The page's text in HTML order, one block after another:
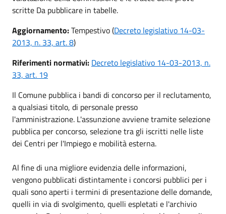
scritte Da pubblicare in tabelle.
Aggiornamento:Tempestivo (Decreto legislativo 14-03-
2013, n. 33, art. 8)
Riferimenti normativi: Decreto legislativo 14-03-2013, n.
33, art. 19
Il Comune pubblica i bandi di concorso per il reclutamento,
a qualsiasi titolo, di personale presso
l'amministrazione. L'assunzione avviene tramite selezione
pubblica per concorso, selezione tra gli iscritti nelle liste
dei Centri per l'Impiego e mobilità esterna.
Al fine di una migliore evidenzia delle informazioni,
vengono pubblicati distintamente i concorsi pubblici per i
quali sono aperti i termini di presentazione delle domande,
quelli in via di svolgimento, quelli espletati e l'archivio